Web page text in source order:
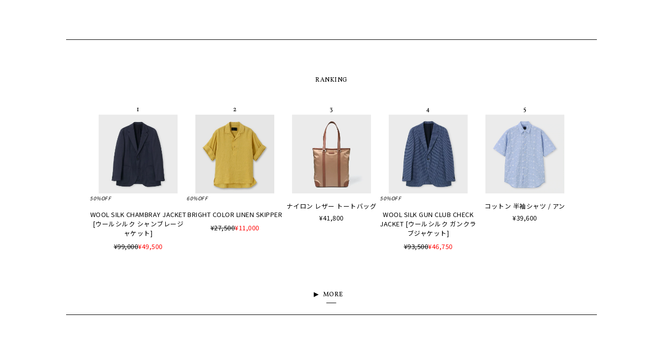
RANKING
50%OFF
WOOL SILK CHAMBRAY JACKET
[ウールシルク シャンブレージ
ャケット]
¥99,000¥49,500
60%OFF
BRIGHT COLOR LINEN SKIPPER
¥27,500¥11,000
ナイロン レザー トートバッグ
¥41,800
50%OFF
WOOL SILK GUN CLUB CHECK
JACKET [ウールシルク ガンクラ
ブジャケット]
¥93,500¥46,750
コットン 半袖シャツ / アン
¥39,600
MORE